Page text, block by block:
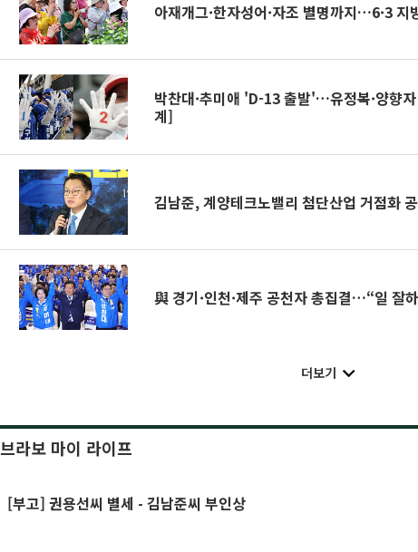
아재개그·한자성어·자조 별명까지…6·3 지
박찬대·추미애 'D-13 출발'…유정복·양향
계]
김남준, 계양테크노밸리 첨단산업 거점화
與 경기·인천·제주 공천자 총집결…“일 잘
더보기
브라보 마이 라이프
[부고] 권용선씨 별세 - 김남준씨 부인상